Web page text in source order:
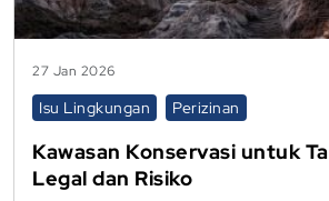
27 Jan 2026
Isu Lingkungan Perizinan
Kawasan Konservasi untuk
Legal dan Risiko